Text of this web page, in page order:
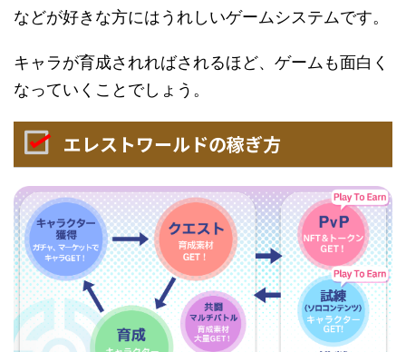
などが好きな方にはうれしいゲームシステムです。
キャラが育成されればされるほど、ゲームも面白く
なっていくことでしょう。
エレストワールドの稼ぎ方